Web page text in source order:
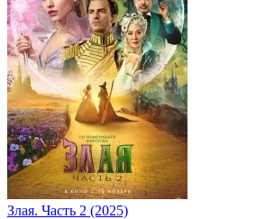
Злая. Часть 2 (2025)